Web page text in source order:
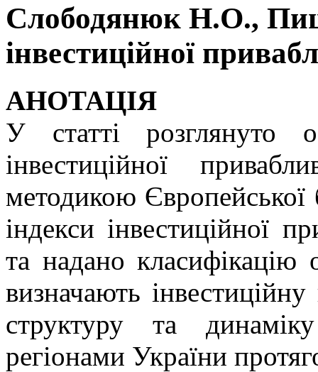
Слободянюк Н.О.,
інвестиційної
АНОТАЦІЯ
У статті розглянуто
інвестиційної
методикою Європейської
індекси інвестиційної
та надано класифікацію
визначають
структуру та
регіонами України